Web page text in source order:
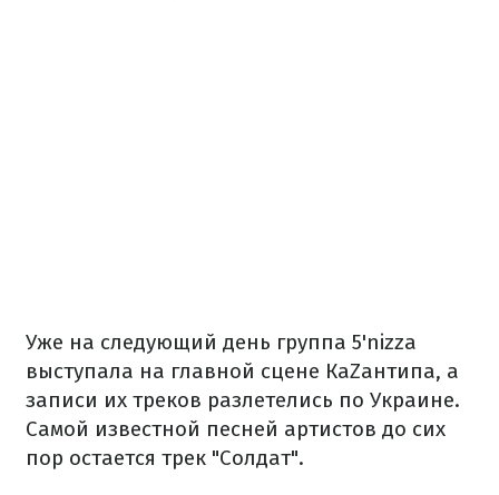
Уже на следующий день группа 5'nizza
выступала на главной сцене КаZантипа, а
записи их треков разлетелись по Украине.
Самой известной песней артистов до сих
пор остается трек "Солдат".